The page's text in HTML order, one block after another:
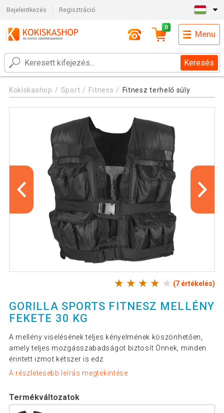
Bejelentkezés Regisztráció
Keresés
0
Menu
Kokiskashop Sport Fitness Fitnesz terhelő súly
(7 értékelés)
GORILLA SPORTS FITNESZ MELLÉNY
FEKETE 30 KG
A mellény viselésének teljes kényelmének köszönhetően,
amely teljes mozgásszabadságot biztosít Önnek, minden
érintett izmot kétszer is edz.
A részletesebb leírás megtekintése
Termékváltozatok